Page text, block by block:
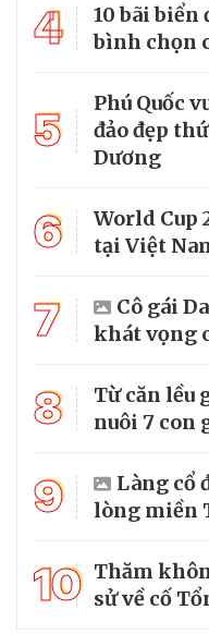
4
10 bãi biển
bình chọn
5
Phú Quốc
đảo đẹp
Dương
6
World Cup
tại Việt
7
Cô gái
khát vọng
8
Từ căn lều
nuôi 7 con
9
Làng cổ
lòng miền
10 Thăm
sử về cố